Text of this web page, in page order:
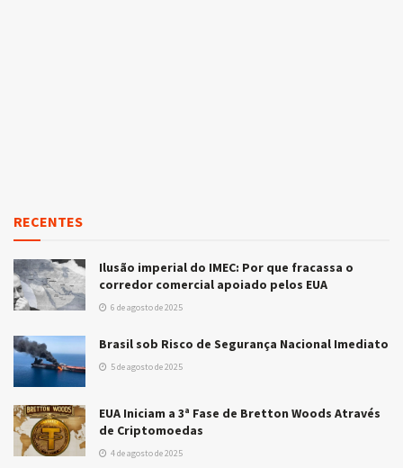
RECENTES
Ilusão imperial do IMEC: Por que fracassa o
corredor comercial apoiado pelos EUA
6 de agosto de 2025
Brasil sob Risco de Segurança Nacional Imediato
5 de agosto de 2025
EUA Iniciam a 3ª Fase de Bretton Woods Através
de Criptomoedas
4 de agosto de 2025